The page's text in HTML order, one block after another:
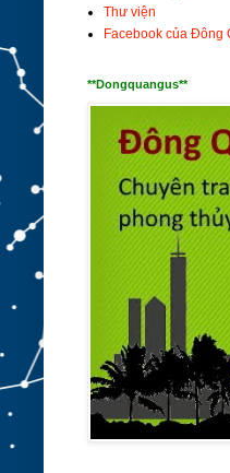
Thư viện
Facebook của Đông
**Dongquangus**